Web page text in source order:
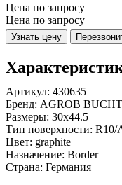
Цена по запросу
Цена по запросу
Узнать цену
Артикул: 430635
Бренд: AGROB
Размеры: 30x44.5
Тип поверхности: R10/
Цвет: graphite
Назначение: Border
Страна: Германия